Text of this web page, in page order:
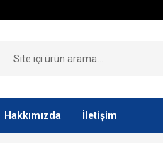
Hakkımızda İletişim